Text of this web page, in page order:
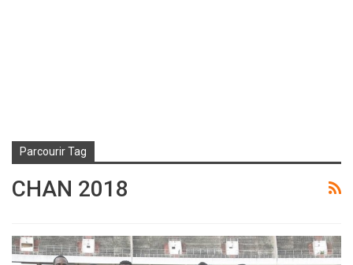
Parcourir Tag
CHAN 2018